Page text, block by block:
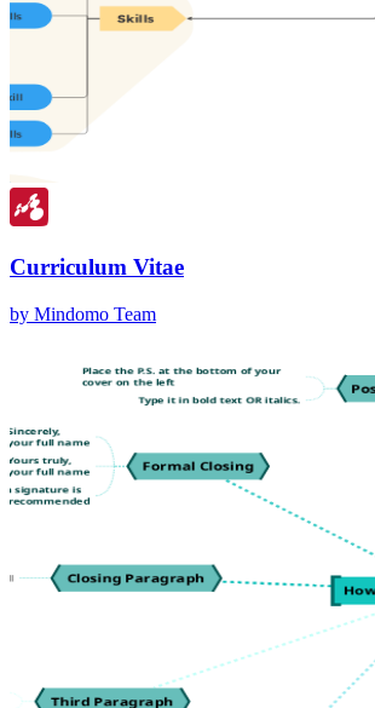
Curriculum Vitae
by Mindomo Team